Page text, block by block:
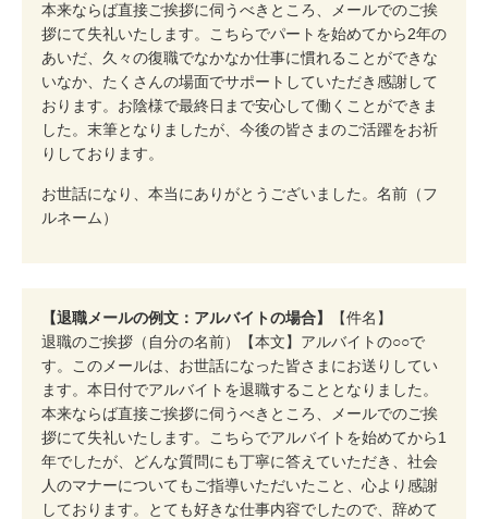
本来ならば直接ご挨拶に伺うべきところ、メールでのご挨
拶にて失礼いたします。こちらでパートを始めてから2年の
あいだ、久々の復職でなかなか仕事に慣れることができな
いなか、たくさんの場面でサポートしていただき感謝して
おります。お陰様で最終日まで安心して働くことができま
した。末筆となりましたが、今後の皆さまのご活躍をお祈
りしております。
お世話になり、本当にありがとうございました。名前（フ
ルネーム）
【退職メールの例文：アルバイトの場合】
【件名】
退職のご挨拶（自分の名前）【本文】アルバイトの○○で
す。このメールは、お世話になった皆さまにお送りしてい
ます。本日付でアルバイトを退職することとなりました。
本来ならば直接ご挨拶に伺うべきところ、メールでのご挨
拶にて失礼いたします。こちらでアルバイトを始めてから1
年でしたが、どんな質問にも丁寧に答えていただき、社会
人のマナーについてもご指導いただいたこと、心より感謝
しております。とても好きな仕事内容でしたので、辞めて